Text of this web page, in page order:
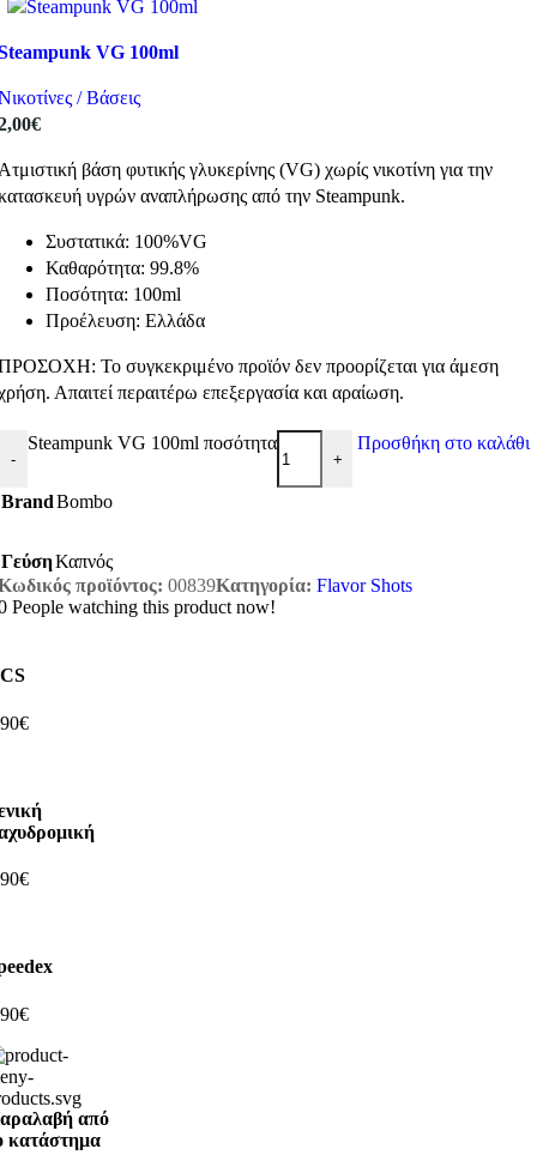
VG 100ml
/ Βάσεις
€
βάση φυτικής γλυκερίνης (VG) χωρίς νικοτίνη για την
υγρών αναπλήρωσης από την Steampunk.
Συστατικά: 100%VG
Καθαρότητα: 99.8%
Ποσότητα: 100ml
Προέλευση: Ελλάδα
Το συγκεκριμένο προϊόν δεν προορίζεται για άμεση
Απαιτεί περαιτέρω επεξεργασία και αραίωση.
-
Steampunk VG 100ml ποσότητα
+
Προσθήκη στο καλάθι
BrandBombo
ΓεύσηΚαπνός
προϊόντος: 00839Κατηγορία: Flavor Shots
People watching this product now!
από
κατάστημα